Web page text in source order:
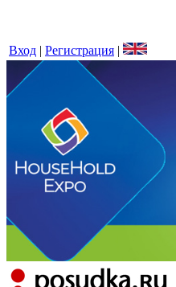
Вход | Регистрация |